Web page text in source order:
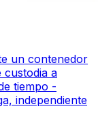
un contenedor
custodia a
tiempo -
independiente